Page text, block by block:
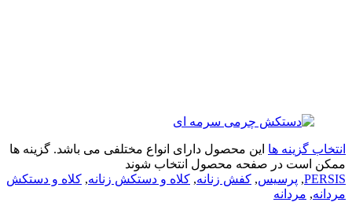
ها این محصول دارای انواع مختلفی می باشد. گزینه ها
در صفحه محصول انتخاب شوند
پرسیس, کفش زنانه,کلاه و دستکش زنانه,کلاه و دستکش